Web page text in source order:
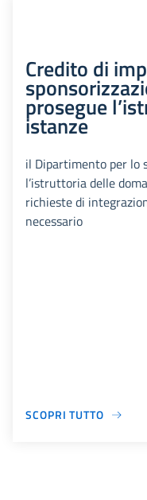
Credito di
prosegue
istanze
il Dipartimento per lo
l’istruttoria delle
richieste di
necessario
SCOPRI TUTTO